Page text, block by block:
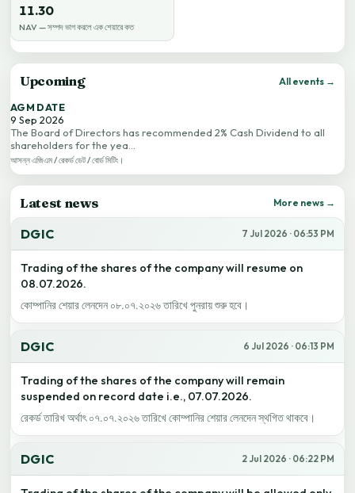
11.30
NAV — সম্পদ ভাগ করলে এক শেয়ারে কত
Upcoming All events →
AGM DATE
9 Sep 2026
The Board of Directors has recommended 2% Cash Dividend to all
shareholders for the yea…
আসন্ন এজিএম / রেকর্ড ডেট / বোর্ড মিটিং।
Latest news More news →
DGIC 7 Jul 2026 · 06:53 PM
Trading of the shares of the company will resume on
08.07.2026.
কোম্পানির শেয়ার লেনদেন ০৮.০৭.২০২৬ তারিখে পুনরায় শুরু হবে।
DGIC 6 Jul 2026 · 06:13 PM
Trading of the shares of the company will remain
suspended on record date i.e., 07.07.2026.
রেকর্ড তারিখ অর্থাৎ ০৭.০৭.২০২৬ তারিখে কোম্পানির শেয়ার লেনদেন স্থগিত থাকবে।
DGIC 2 Jul 2026 · 06:22 PM